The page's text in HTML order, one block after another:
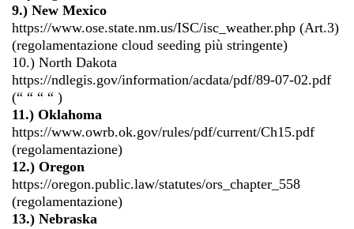
9.) New Mexico
https://www.ose.state.nm.us/ISC/isc_weather.php (Art.3)
(regolamentazione cloud seeding più stringente)
10.) North Dakota
https://ndlegis.gov/information/acdata/pdf/89-07-02.pdf
(“ “ “ “ )
11.) Oklahoma
https://www.owrb.ok.gov/rules/pdf/current/Ch15.pdf
(regolamentazione)
12.) Oregon
https://oregon.public.law/statutes/ors_chapter_558
(regolamentazione)
13.) Nebraska